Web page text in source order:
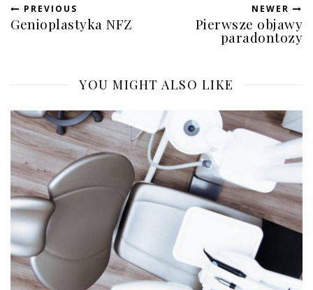
PREVIOUS
Genioplastyka NFZ
NEWER
Pierwsze objawy
paradontozy
YOU MIGHT ALSO LIKE